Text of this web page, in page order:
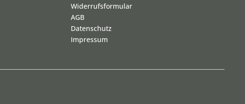
Widerrufsformular
AGB
Datenschutz
Impressum